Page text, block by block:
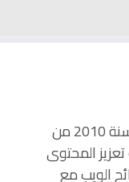
مدونة تقنية يوجد مقرها في المغرب, و قد تم تأسيسها في سنة 2010 من
المحتوى
الويب مع